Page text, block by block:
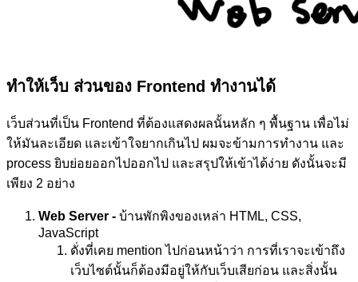
ทำให้เว็บ ส่วนของ Frontend ทำงานได้
เว็บส่วนที่เป็น Frontend ที่ต้องแสดงผลนั้นหลัก ๆ พื้นฐาน เพื่อไม่
ให้มันละเอียด และเข้าใจยากเกินไป ผมจะข้ามการทำงาน และ
process ยิบย่อยออกไปออกไป และสรุปให้เข้าได้ง่าย ดังนั้นจะมี
เพียง 2 อย่าง
Web Server - บ้านพักพิงของเหล่า HTML, CSS,
JavaScript
ดั่งที่เคย mention ไปก่อนหน้าว่า การที่เราจะเข้าถึง
เว็บไซต์นั้นก็ต้องมีอยู่ให้กับเว็บเสียก่อน และสิ่งนั้น